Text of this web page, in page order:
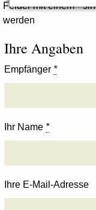
Felder mit einem *
werden
Ihre Angaben
Empfänger *
Ihr Name *
Ihre E-Mail-Adresse